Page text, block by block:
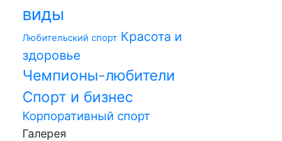
виды
Любительский спорт Красота и
здоровье
Чемпионы-любители
Спорт и бизнес
Корпоративный спорт
Галерея